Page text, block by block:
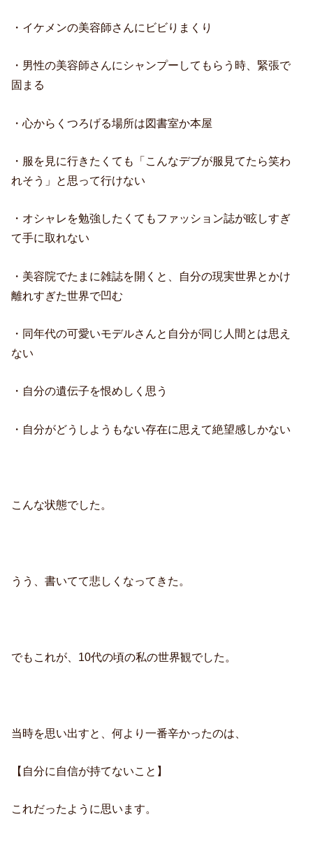
・イケメンの美容師さんにビビりまくり
・男性の美容師さんにシャンプーしてもらう時、緊張で
固まる
・心からくつろげる場所は図書室か本屋
・服を見に行きたくても「こんなデブが服見てたら笑わ
れそう」と思って行けない
・オシャレを勉強したくてもファッション誌が眩しすぎ
て手に取れない
・美容院でたまに雑誌を開くと、自分の現実世界とかけ
離れすぎた世界で凹む
・同年代の可愛いモデルさんと自分が同じ人間とは思え
ない
・自分の遺伝子を恨めしく思う
・自分がどうしようもない存在に思えて絶望感しかない
こんな状態でした。
うう、書いてて悲しくなってきた。
でもこれが、10代の頃の私の世界観でした。
当時を思い出すと、何より一番辛かったのは、
【自分に自信が持てないこと】
これだったように思います。